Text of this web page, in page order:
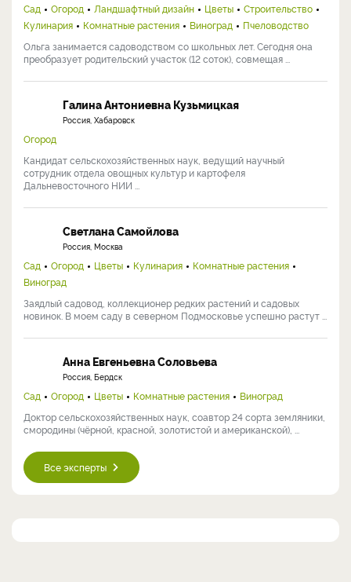
Сад Огород Ландшафтный дизайн Цветы
Строительство
Кулинария
Комнатные растения Виноград
Пчеловодство
Ольга занимается садоводством со школьных лет. Сегодня она
преобразует родительский участок (12 соток), совмещая ...
Галина Антониевна Кузьмицкая
Россия, Хабаровск
Огород
Кандидат сельскохозяйственных наук, ведущий научный
сотрудник отдела овощных культур и картофеля
Дальневосточного НИИ ...
Светлана Самойлова
Россия, Москва
Сад Огород Цветы Кулинария
Комнатные растения
Виноград
Заядлый садовод, коллекционер редких растений и садовых
новинок. В моем саду в северном Подмосковье успешно растут ...
Анна Евгеньевна Соловьева
Россия, Бердск
Сад Огород Цветы Комнатные растения
Виноград
Доктор сельскохозяйственных наук, соавтор 24 сорта земляники,
смородины (чёрной, красной, золотистой и американской), ...
Все эксперты